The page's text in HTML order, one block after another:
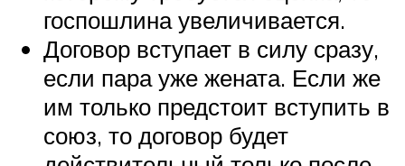
госпошлина увеличивается.
Договор вступает в силу сразу,
если пара уже жената. Если же
им только предстоит вступить в
союз, то договор будет